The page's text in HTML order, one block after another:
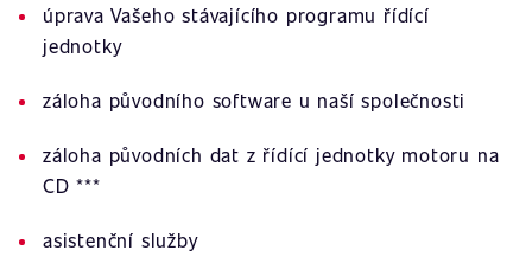
úprava Vašeho stávajícího programu řídící
jednotky
záloha původního software u naší společnosti
záloha původních dat z řídící jednotky motoru na
CD ***
asistenční služby